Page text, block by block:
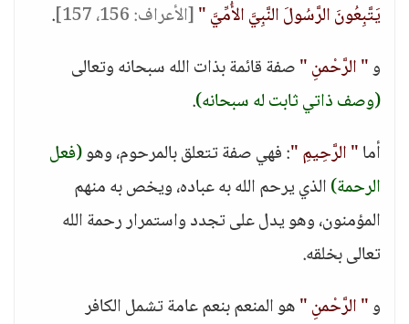
يَتَّبِعُونَ الرَّسُولَ النَّبِيَّ الأُمِّيَّ "[الأعراف: 156، 157]
.
و" الرَّحْمنِ "صفة قائمة بذات الله سبحانه وتعالى
(وصف ذاتي ثابت له سبحانه).
أما" الرَّحِيمِ ": فهي صفة تتعلق بالمرحوم، وهو(فعل
الرحمة)الذي يرحم الله به عباده، ويخص به منهم
المؤمنون، وهو يدل على تجدد واستمرار رحمة الله
تعالى بخلقه.
و" الرَّحْمنِ "هو المنعم بنعم عامة تشمل الكافر